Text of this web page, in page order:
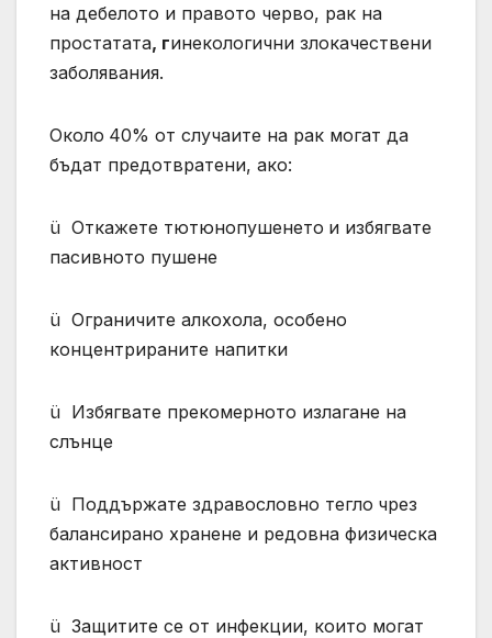
на дебелото и правото черво, рак на
простатата, гинекологични злокачествени
заболявания.
Около 40% от случаите на рак могат да
бъдат предотвратени, ако:
ü Откажете тютюнопушенето и избягвате
пасивното пушене
ü Ограничите алкохола, особено
концентрираните напитки
ü Избягвате прекомерното излагане на
слънце
ü Поддържате здравословно тегло чрез
балансирано хранене и редовна физическа
активност
ü Защитите се от инфекции, които могат